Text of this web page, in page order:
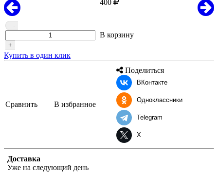
400
-
+
В корзину
Купить в один клик
Сравнить В избранное
Поделиться
ВКонтакте
Одноклассники
Telegram
X
Доставка
Уже на следующий день